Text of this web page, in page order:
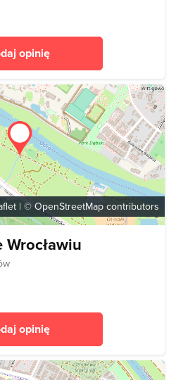
opinię
| © OpenStreetMap contributors
opinię